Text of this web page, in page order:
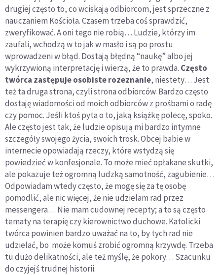
drugiej często to, co wciskają odbiorcom, jest sprzeczne z
nauczaniem Kościoła. Czasem trzeba coś sprawdzić,
zweryfikować. A oni tego nie robią… Ludzie, którzy im
zaufali, wchodzą w to jak w masło i są po prostu
wprowadzeni w błąd. Dostają błędną “naukę” albo jej
wykrzywioną interpretację i wierzą, że to prawda. Często
twórca zastępuje osobiste rozeznanie, niestety… Jest
też ta druga strona, czyli strona odbiorców. Bardzo często
dostaję wiadomości od moich odbiorców z prośbami o radę
czy pomoc. Jeśli ktoś pyta o to, jaką książkę polecę, spoko.
Ale często jest tak, że ludzie opisują mi bardzo intymne
szczegóły swojego życia, swoich trosk. Obcej babie w
internecie opowiadają rzeczy, które wstydzą się
powiedzieć w konfesjonale. To może mieć opłakane skutki,
ale pokazuje też ogromną ludzką samotność, zagubienie…
Odpowiadam wtedy często, że mogę się za tę osobę
pomodlić, ale nic więcej, że nie udzielam rad przez
messengera… Nie mam cudownej recepty; a to są często
tematy na terapię czy kierownictwo duchowe. Katolicki
twórca powinien bardzo uważać na to, by tych rad nie
udzielać, bo może komuś zrobić ogromną krzywdę. Trzeba
tu dużo delikatności, ale też myślę, że pokory… Szacunku
do czyjejś trudnej historii.